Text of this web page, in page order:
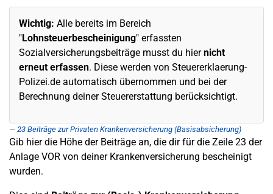
Wichtig: Alle bereits im Bereich
"Lohnsteuerbescheinigung" erfassten
Sozialversicherungsbeiträge musst du hiernicht
erneut erfassen. Diese werden von Steuererklaerung-
Polizei.de automatisch übernommen und bei der
Berechnung deiner Steuererstattung berücksichtigt.
23 Beiträge zur Privaten Krankenversicherung (Basisabsicherung)
Gib hier die Höhe der Beiträge an, die dir für die Zeile 23 der
Anlage VOR von deiner Krankenversicherung bescheinigt
wurden.